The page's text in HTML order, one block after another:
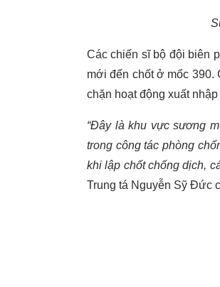
Các chiến sĩ bộ đội biên
mới đến chốt ở mốc 390.
chặn hoạt động xuất
“Đây là khu vực sương
trong công tác phòng
khi lập chốt chống dịch,
Trung tá Nguyễn Sỹ Đức